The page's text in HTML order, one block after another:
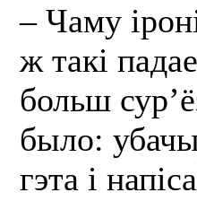
– Чаму
ж такі
больш
было:
гэта і